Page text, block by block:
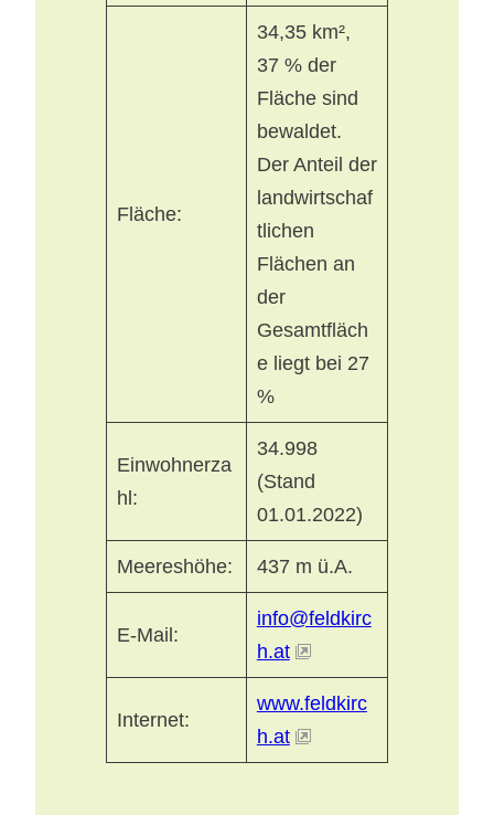
Fläche:
34,35 km²,
37 % der
Fläche sind
bewaldet.
Der Anteil der
landwirtschaf
tlichen
Flächen an
der
Gesamtfläch
e liegt bei 27
%
Einwohnerza
hl:
34.998
(Stand
01.01.2022)
Meereshöhe: 437 m ü.A.
E-Mail:
info@feldkirc
h.at
Internet:
www.feldkirc
h.at